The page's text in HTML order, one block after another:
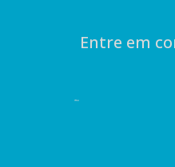
Entre em